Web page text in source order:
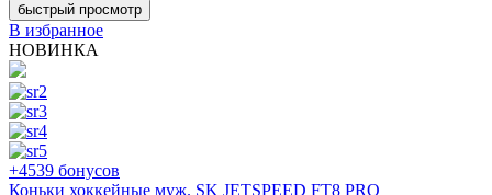
быстрый просмотр
В избранное
НОВИНКА
+4539 бонусов
Коньки хоккейные муж. SK JETSPEED FT8 PRO